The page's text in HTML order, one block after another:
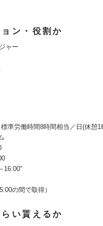
ン・役割か
ャー
準労働時間8時間相当／日(休憩1
16:00"
の間で取得）
い貰えるか